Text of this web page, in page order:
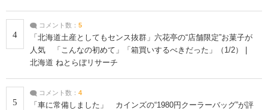
4
コメント数： 5
「北海道土産としてもセンス抜群」六花亭の“店舗限定”お菓子が
人気 「こんなの初めて」「箱買いするべきだった」（1/2） |
北海道 ねとらぼリサーチ
5
コメント数： 4
「車に常備しました」 カインズの“1980円クーラーバッグ”が評